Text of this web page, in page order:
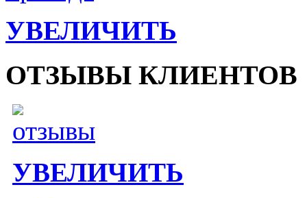
УВЕЛИЧИТЬ
ОТЗЫВЫ КЛИЕНТОВ
УВЕЛИЧИТЬ